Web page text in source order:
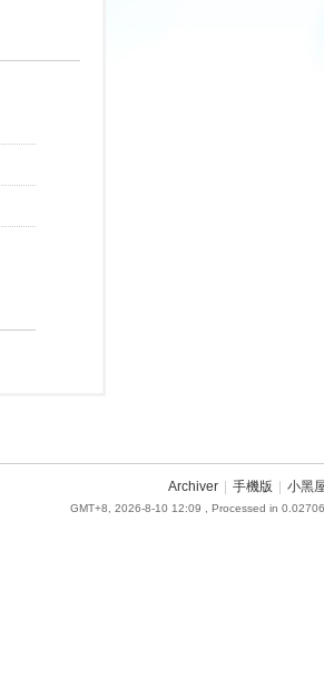
Archiver 手機版 小黑
GMT+8, 2026-8-10 12:09 , Processed in